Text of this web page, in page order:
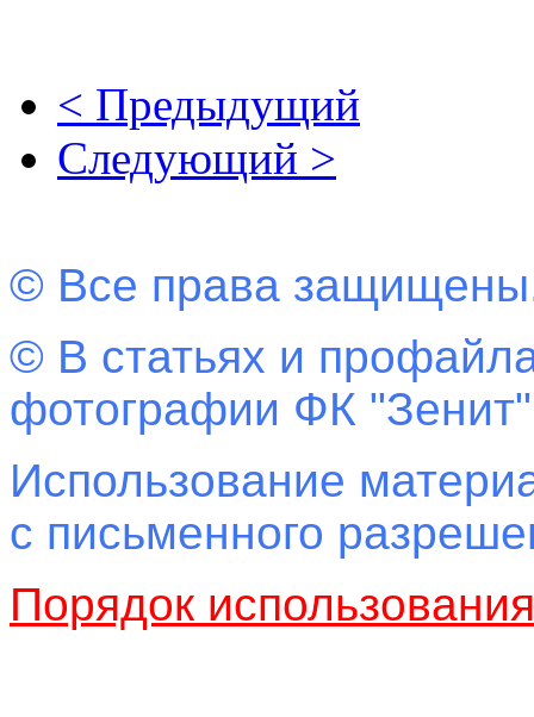
< Предыдущий
Следующий >
© Все права
© В статьях и
фотографии ФК
Использование
с письменного
Порядок